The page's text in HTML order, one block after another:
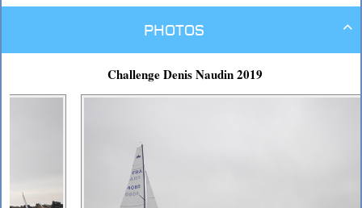

Photos
Challenge Denis Naudin 2019